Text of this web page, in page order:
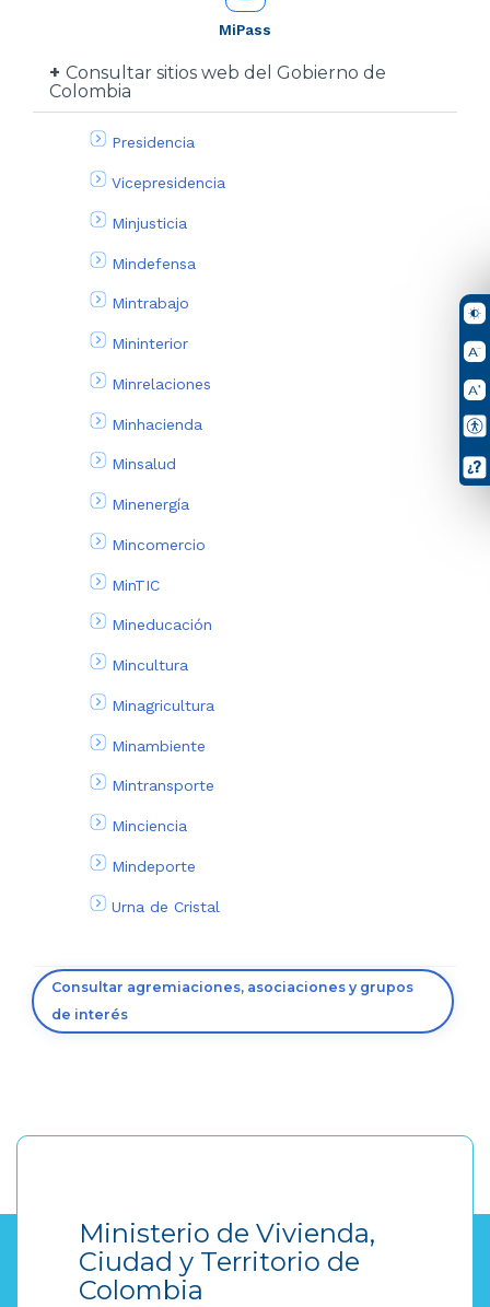
MiPass
Consultar sitios web del Gobierno de
Colombia
Presidencia
Vicepresidencia
Minjusticia
Mindefensa
Mintrabajo
Mininterior
Minrelaciones
Minhacienda
Minsalud
Minenergía
Mincomercio
MinTIC
Mineducación
Mincultura
Minagricultura
Minambiente
Mintransporte
Minciencia
Mindeporte
Urna de Cristal
Consultar agremiaciones, asociaciones y grupos
de interés
Ministerio de Vivienda,
Ciudad y Territorio de
Colombia